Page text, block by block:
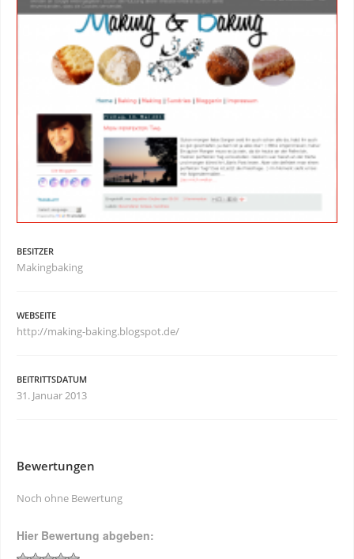
BESITZER
Makingbaking
WEBSEITE
http://making-baking.blogspot.de/
BEITRITTSDATUM
31. Januar 2013
Bewertungen
Noch ohne Bewertung
Hier Bewertung abgeben: